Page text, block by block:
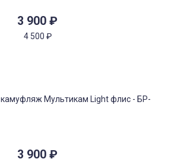
3 900 ₽
4 500 ₽
3 900 ₽